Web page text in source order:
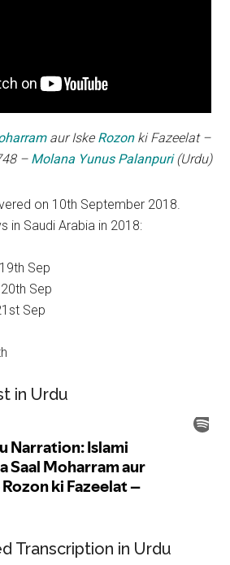
aur Iske Rozonki Fazeelat –
– Molana Yunus Palanpuri(Urdu)
on 10th September 2018.
in Saudi Arabia in 2018:
Sep
20th Sep
Sep
in Urdu
Transcription in Urdu